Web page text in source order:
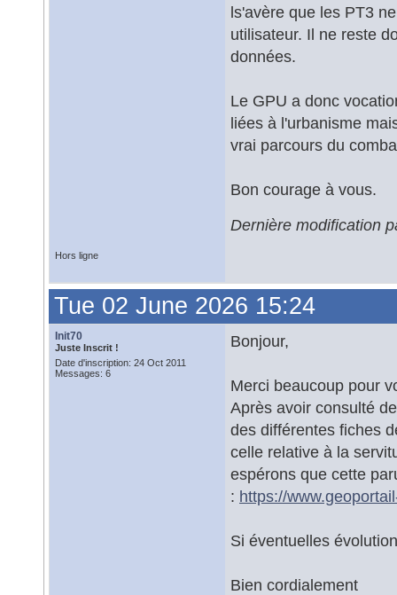
ls'avère que les PT3
utilisateur. Il ne reste
données.
Le GPU a donc
liées à l'urbanisme
vrai parcours du
Bon courage à vous.
Dernière modification
Hors ligne
Tue 02 June 2026 15:24
Init70
Juste Inscrit !
Date d'inscription: 24 Oct 2011
Messages: 6
Bonjour,
Merci beaucoup pour
Après avoir consulté
des différentes fiches
celle relative à la
espérons que cette
: https://
Si éventuelles
Bien cordialement